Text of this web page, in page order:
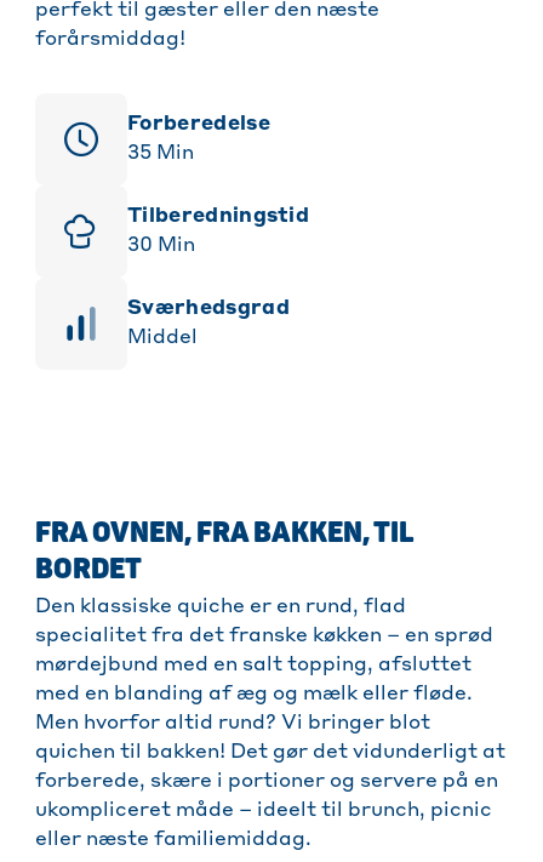
perfekt til gæster eller den næste
forårsmiddag!
Forberedelse
35 Min
Tilberedningstid
30 Min
sværhedsgrad
Middel
FRA OVNEN, FRA BAKKEN, TIL
BORDET
Den klassiske quiche er en rund, flad
specialitet fra det franske køkken – en sprød
mørdejbund med en salt topping, afsluttet
med en blanding af æg og mælk eller fløde.
Men hvorfor altid rund? Vi bringer blot
quichen til bakken! Det gør det vidunderligt at
forberede, skære i portioner og servere på en
ukompliceret måde – ideelt til brunch, picnic
eller næste familiemiddag.